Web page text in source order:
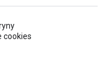
cookies